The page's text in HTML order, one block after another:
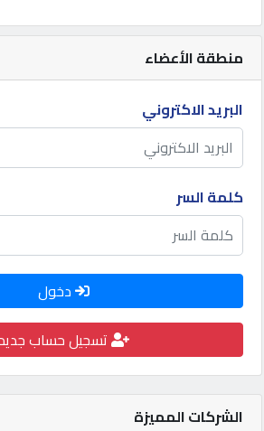
المنتدى
كيو
مزاد
كيو
نمبر
كارز
كيو
ماركت
منطقة الأعضاء
البريد الاكتروني
كلمة السر
دخول
تسجيل حساب جديد
الشركات المميزة